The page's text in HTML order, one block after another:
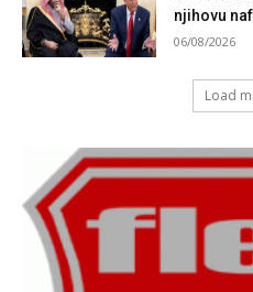
njihovu
06/08/2026
Load